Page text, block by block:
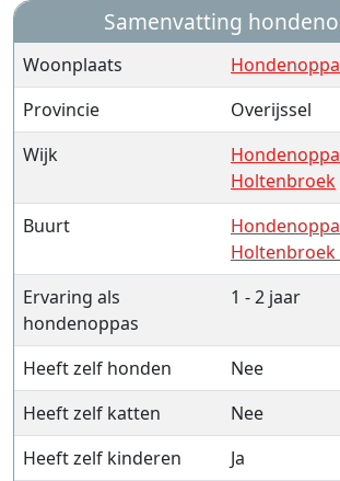
Samenvatting
Woonplaats
Provincie
Overijssel
Wijk
Holtenbroek
Buurt
Holtenbroek
Ervaring als
hondenoppas
1 - 2 jaar
Heeft zelf honden
Nee
Heeft zelf katten
Nee
Heeft zelf kinderen
Ja